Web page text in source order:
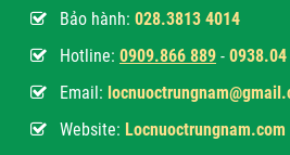
Bảo hành: 028.3813 4014
Hotline: 0909.866 889 -
Email:
Website: Locnuoctrungnam.com